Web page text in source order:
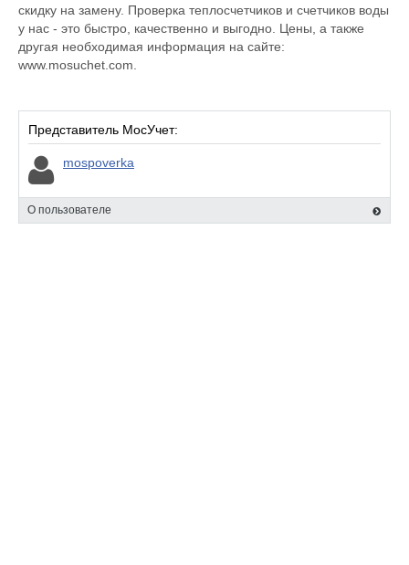
скидку на замену. Проверка теплосчетчиков и счетчиков воды
у нас - это быстро, качественно и выгодно. Цены, а также
другая необходимая информация на сайте:
www.mosuchet.com.
Представитель МосУчет:
mospoverka
О пользователе